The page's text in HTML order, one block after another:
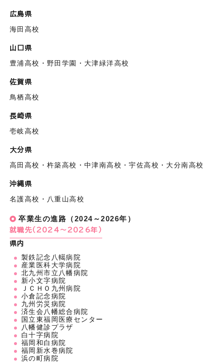
広島県
海田高校
山口県
豊浦高校・野田学園・大津緑洋高校
佐賀県
鳥栖高校
長崎県
壱岐高校
大分県
高田高校・杵築高校・中津南高校・宇佐高校・大分南高校
沖縄県
名護高校・八重山高校
卒業生の進路（2024～2026年）
就職先（2024～2026年）
県内
製鉄記念八轕病院
産業医科大学病院
北九州市立八幡病院
新小文字病院
ＪＣＨＯ九州病院
小倉記念病院
九州労災病院
済生会八幡総合病院
国立東福岡医療センター
八幡健診プラザ
白十字病院
福岡和白病院
福岡新水巻病院
浜の町病院